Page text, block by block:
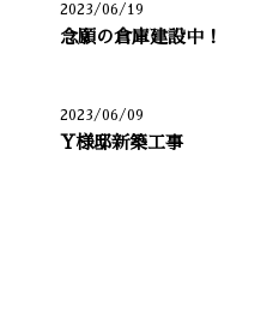
2023/06/19
念願の倉庫建設中！
2023/06/09
Y様邸新築工事